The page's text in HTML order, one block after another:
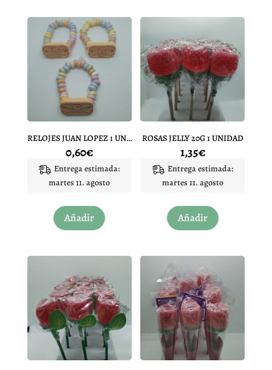
RELOJES JUAN LOPEZ 1 UNIDAD
0,60€
Entrega estimada:
martes 11. agosto
Añadir
ROSAS JELLY 20G 1 UNIDAD
1,35€
Entrega estimada:
martes 11. agosto
Añadir